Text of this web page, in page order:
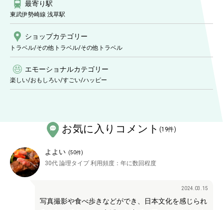
最寄り駅
東武伊勢崎線 浅草駅
ショップカテゴリー
トラベル/その他トラベル/その他トラベル
エモーショナルカテゴリー
楽しい/おもしろい/すごい/ハッピー
お気に入りコメント(19件)
よよい (50件)
30代 論理タイプ利用頻度： 年に数回程度
2024.03.15
写真撮影や食べ歩きなどができ、日本文化を感じられ